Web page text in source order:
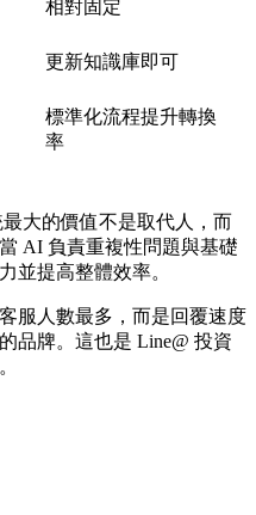
相對固定
更新知識庫即可
標準化流程提升轉換
率
大的價值不是取代人，而
AI 負責重複性問題與基礎
並提高整體效率。
服人數最多，而是回覆速度
品牌。這也是 Line@ 投資